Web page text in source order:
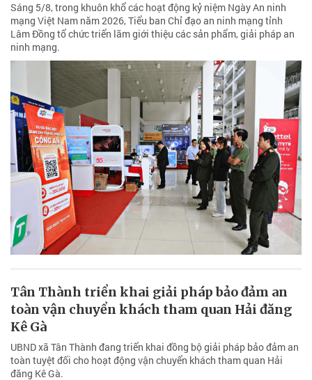
Sáng 5/8, trong khuôn khổ các hoạt động kỷ niệm Ngày An ninh
mạng Việt Nam năm 2026, Tiểu ban Chỉ đạo an ninh mạng tỉnh
Lâm Đồng tổ chức triển lãm giới thiệu các sản phẩm, giải pháp an
ninh mạng.
Tân Thành triển khai giải pháp bảo đảm an
toàn vận chuyển khách tham quan Hải đăng
Kê Gà
UBND xã Tân Thành đang triển khai đồng bộ giải pháp bảo đảm an
toàn tuyệt đối cho hoạt động vận chuyển khách tham quan Hải
đăng Kê Gà.